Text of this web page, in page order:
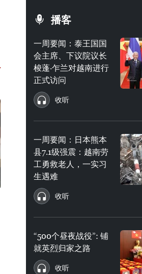
播客
一周要闻：泰王国国
会主席、下议院议长
梭蓬·乍兰对越南进行
正式访问
收听
一周要闻：日本熊本
县7.1级强震：越南劳
工勇救老人，一实习
生遇难
收听
“500个昼夜战役”: 铺
就英烈归家之路
收听